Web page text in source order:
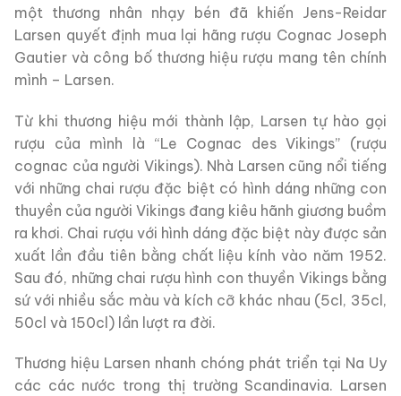
một thương nhân nhạy bén đã khiến Jens-Reidar
Larsen quyết định mua lại hãng rượu Cognac Joseph
Gautier và công bố thương hiệu rượu mang tên chính
mình – Larsen.
Từ khi thương hiệu mới thành lập, Larsen tự hào gọi
rượu của mình là “Le Cognac des Vikings” (rượu
cognac của người Vikings). Nhà Larsen cũng nổi tiếng
với những chai rượu đặc biệt có hình dáng những con
thuyền của người Vikings đang kiêu hãnh giương buồm
ra khơi. Chai rượu với hình dáng đặc biệt này được sản
xuất lần đầu tiên bằng chất liệu kính vào năm 1952.
Sau đó, những chai rượu hình con thuyền Vikings bằng
sứ với nhiều sắc màu và kích cỡ khác nhau (5cl, 35cl,
50cl và 150cl) lần lượt ra đời.
Thương hiệu Larsen nhanh chóng phát triển tại Na Uy
các các nước trong thị trường Scandinavia. Larsen